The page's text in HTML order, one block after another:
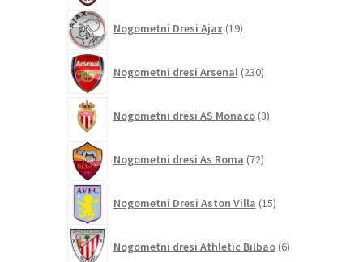
Nogometni Dresi Ajax 19izdelkov
Nogometni dresi Arsenal 230izdelkov
Nogometni dresi AS Monaco 3izdelki
Nogometni dresi As Roma 72izdelkov
Nogometni Dresi Aston Villa 15izdelkov
Nogometni dresi Athletic Bilbao 6izdelkov